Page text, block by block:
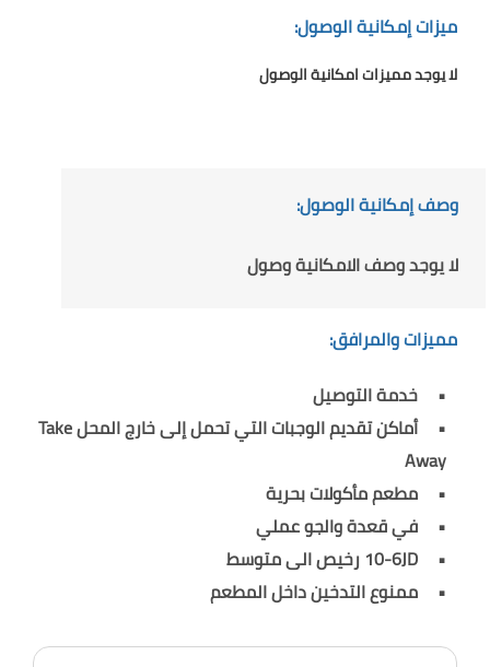
ميزات إمكانية الوصول:
لا يوجد مميزات امكانية الوصول
وصف إمكانية الوصول:
لا يوجد وصف الامكانية وصول
مميزات والمرافق:
خدمة التوصيل
أماكن تقديم الوجبات التي تحمل إلى خارج المحل Take
Away
مطعم مأكولات بحرية
في قعدة والجو عملي
10-6JD رخيص الى متوسط
ممنوع التدخين داخل المطعم